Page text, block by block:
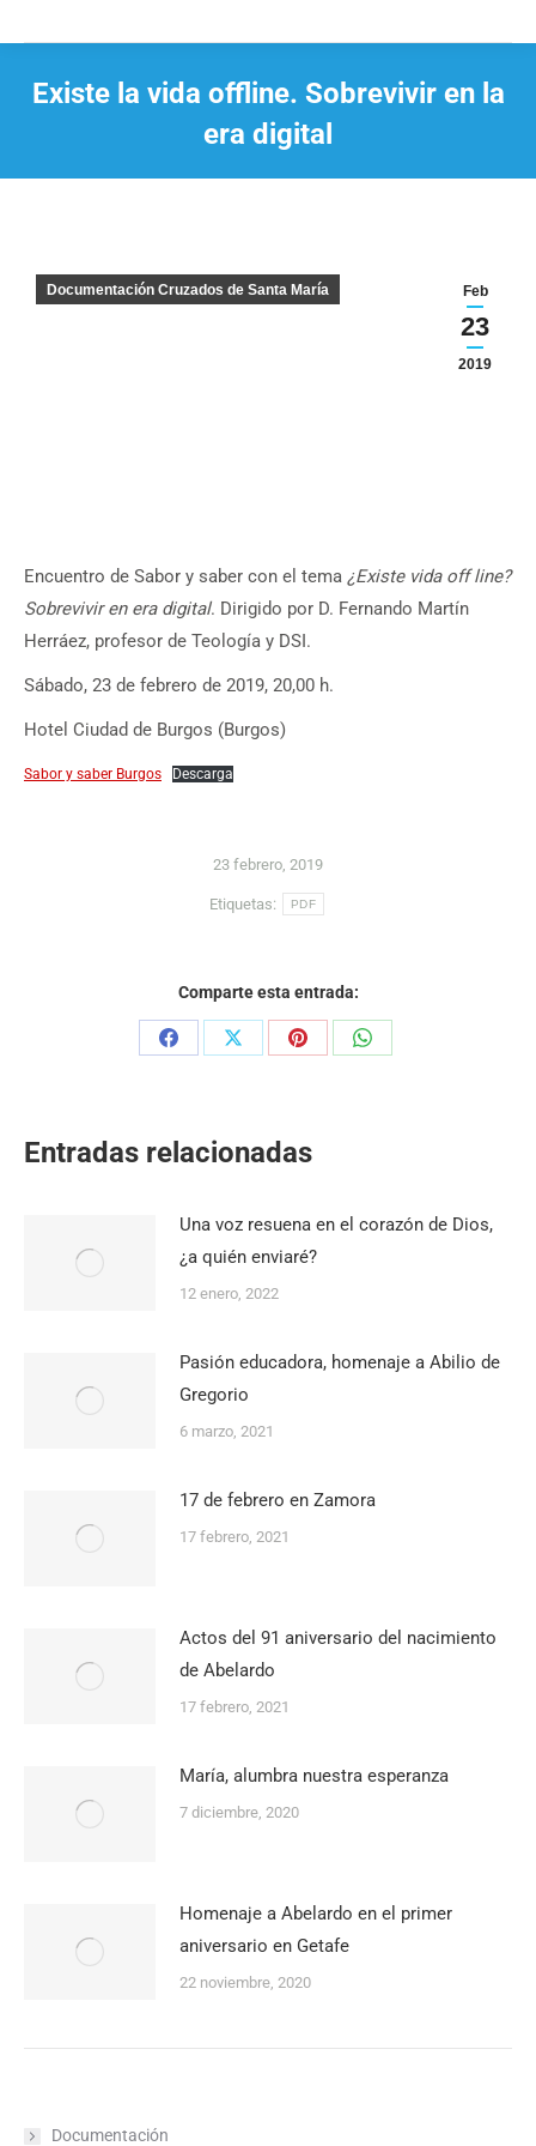
Existe la vida offline. Sobrevivir en la
era digital
Feb
23
2019
Documentación Cruzados de Santa María
Encuentro de Sabor y saber con el tema ¿Existe vida off line?
Sobrevivir en era digital. Dirigido por D. Fernando Martín
Herráez, profesor de Teología y DSI.
Sábado, 23 de febrero de 2019, 20,00 h.
Hotel Ciudad de Burgos (Burgos)
Sabor y saber Burgos Descarga
23 febrero, 2019
Etiquetas: PDF
Comparte esta entrada:
Share
Share
Share
Share
Entradas relacionadas
Una voz resuena en el corazón de Dios,
¿a quién enviaré?
12 enero, 2022
Pasión educadora, homenaje a Abilio de
Gregorio
6 marzo, 2021
17 de febrero en Zamora
17 febrero, 2021
Actos del 91 aniversario del nacimiento
de Abelardo
17 febrero, 2021
María, alumbra nuestra esperanza
7 diciembre, 2020
Homenaje a Abelardo en el primer
aniversario en Getafe
22 noviembre, 2020
Documentación